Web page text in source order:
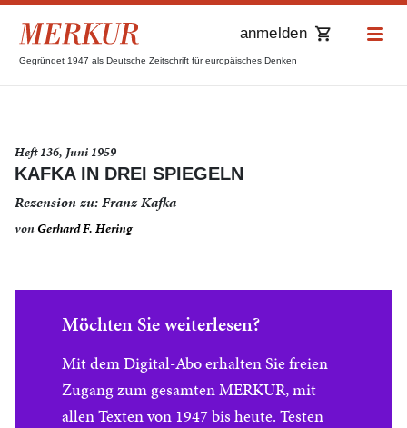
Gegründet 1947 als Deutsche Zeitschrift für europäisches Denken
anmelden
Heft 136, Juni 1959
KAFKA IN DREI SPIEGELN
Rezension zu: Franz Kafka
vonGerhard F. Hering
Möchten Sie weiterlesen?
Mit dem Digital-Abo erhalten Sie freien
Zugang zum gesamten MERKUR, mit
allen Texten von 1947 bis heute. Testen